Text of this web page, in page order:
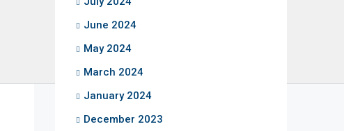
June 2024
May 2024
March 2024
January 2024
December 2023